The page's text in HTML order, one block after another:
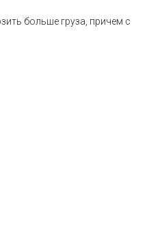
больше груза, причем с